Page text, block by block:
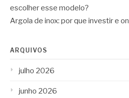
escolher esse modelo?
Argola de inox: por que investir e
ARQUIVOS
julho 2026
junho 2026